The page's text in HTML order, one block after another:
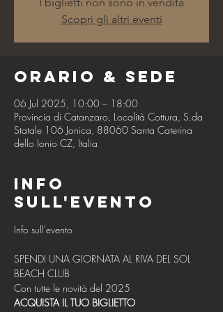
Scopri gli altri eventi
Orario & Sede
06 Jul 2025, 10:00 – 18:00
Provincia di Catanzaro, Località Cottura, S.da
Statale 106 Jonica, 88060 Santa Caterina
dello Ionio CZ, Italia
Info
sull'evento
SPENDI UNA GIORNATA AL RIVA DEL SOL
BEACH CLUB
Con tutte le novità del 2025
ACQUISTA IL TUO BIGLIETTO